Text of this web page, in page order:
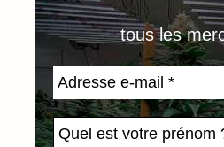
tous les